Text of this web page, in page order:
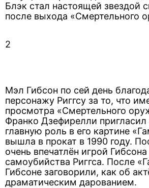
Блэк стал настоящей звездой
после выхода «Смертельного
2
Мэл Гибсон по сей день
персонажу Риггсу за то, что
просмотра «Смертельного
Франко Дзефирелли пригласил
главную роль в его картине
вышла в прокат в 1990 году.
очень впечатлён игрой
самоубийства Риггса. После
Гибсоне заговорили, как об
драматическим дарованием.